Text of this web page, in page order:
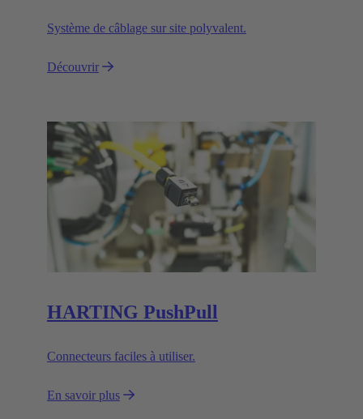
Système de câblage sur site polyvalent.
Découvrir
HARTING PushPull
Connecteurs faciles à utiliser.
En savoir plus